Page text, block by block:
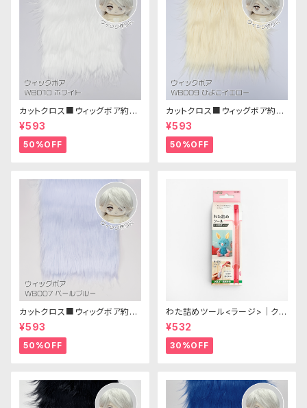
カットクロス■ウィッグボア約8c
m(ホワイト)WB010 ボア生地
25cm × 45cm
¥593
50%OFF
カットクロス■ウィッグボア約8c
m(ひよこイエロー)WB009ボア
生地 25cm × 45cm
¥593
50%OFF
カットクロス■ウィッグボア約8c
m(ペールブルー)WB007ボア
生地 25cm × 45cm
¥593
50%OFF
わた詰めツール<ラージ>｜クロ
バー
¥532
30%OFF